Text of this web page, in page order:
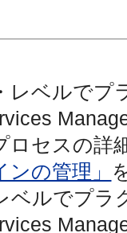
レベルでプ
ロセスの詳
の管理」
ベルでプラ